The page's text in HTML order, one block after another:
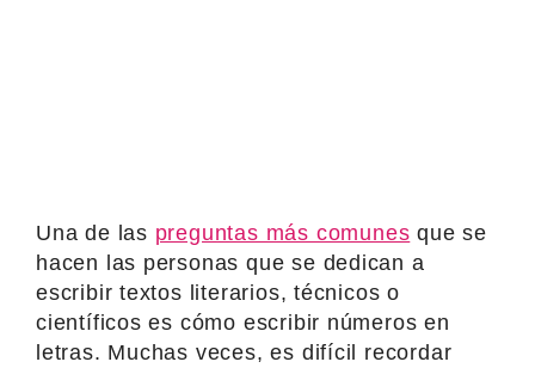
Una de las preguntas más comunes que se
hacen las personas que se dedican a
escribir textos literarios, técnicos o
científicos es cómo escribir números en
letras. Muchas veces, es difícil recordar